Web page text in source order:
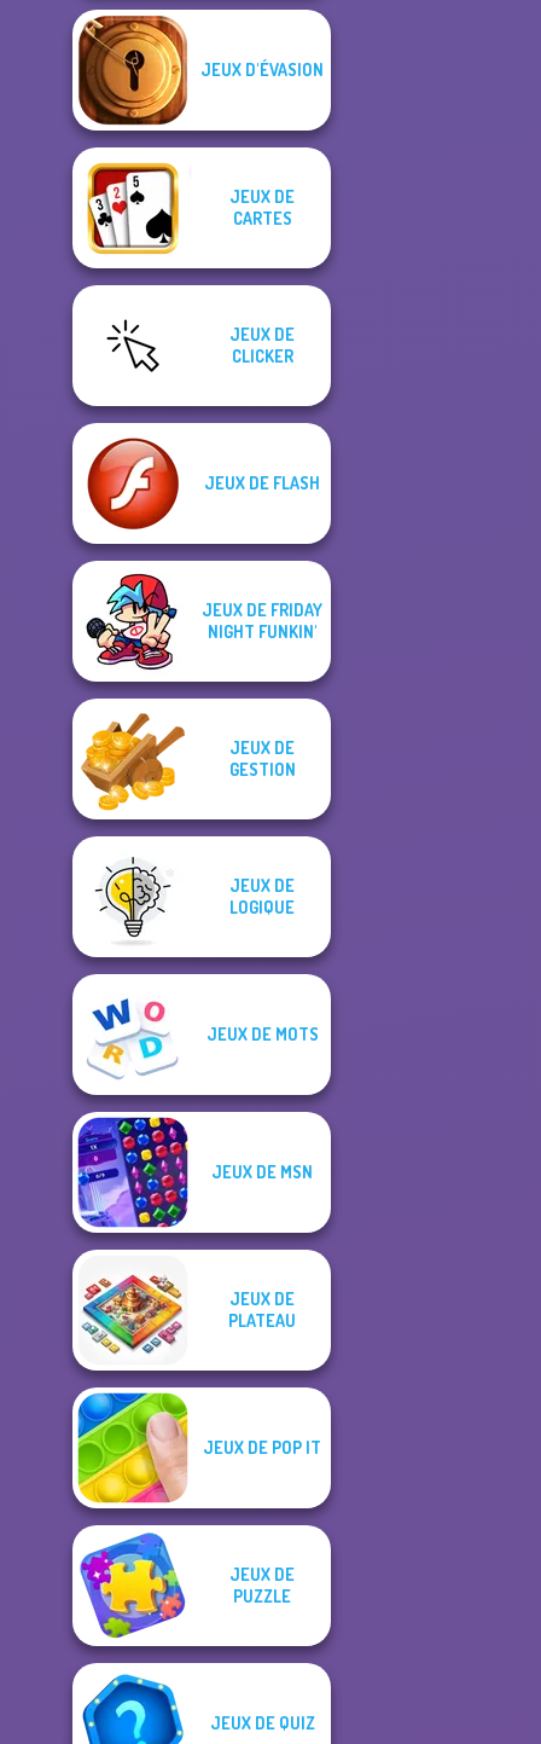
JEUX D'ÉVASION
JEUX DE
CARTES
JEUX DE
CLICKER
JEUX DE FLASH
JEUX DE FRIDAY
NIGHT FUNKIN'
JEUX DE
GESTION
JEUX DE
LOGIQUE
JEUX DE MOTS
JEUX DE MSN
JEUX DE
PLATEAU
JEUX DE POP IT
JEUX DE
PUZZLE
JEUX DE QUIZ